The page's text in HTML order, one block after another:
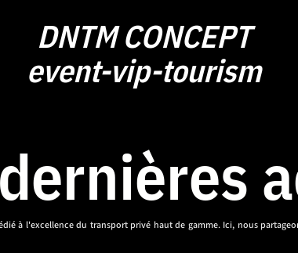
DNTM CONCEPT
event-vip-tourism
à l'excellence du transport privé haut de gamme. Ici, nous